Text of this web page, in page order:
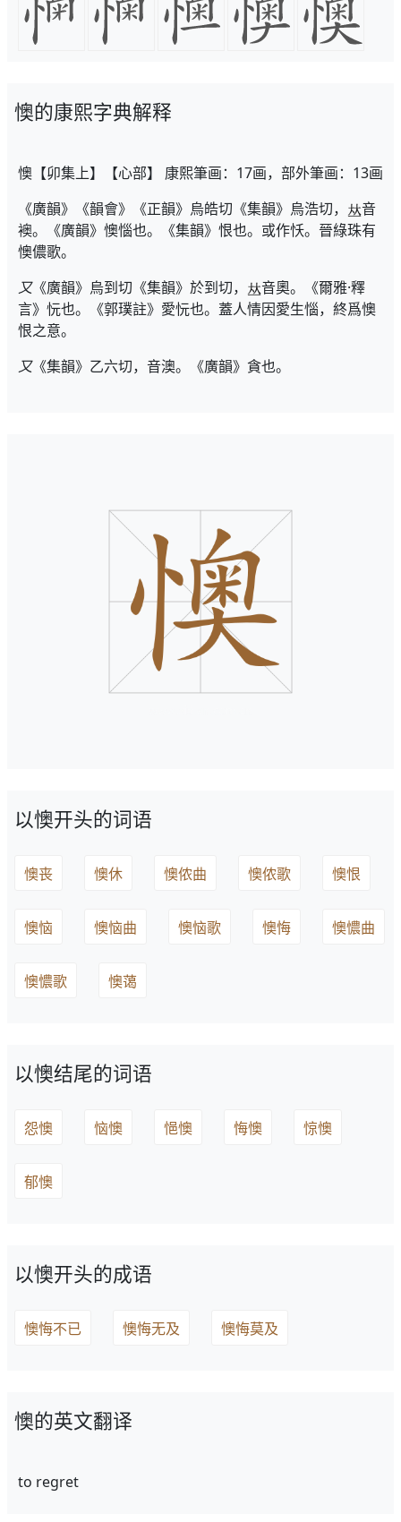
懊的康熙字典解释
懊【卯集上】【心部】 康熙筆画：17画，部外筆画：13画
《廣韻》《韻會》《正韻》烏皓切《集韻》烏浩切，
音
襖。《廣韻》懊惱也。《集韻》恨也。或作㤇。晉綠珠有
懊儂歌。
又《廣韻》烏到切《集韻》於到切，
音奧。《爾雅·釋
言》忨也。《郭璞註》愛忨也。蓋人情因愛生惱，終爲懊
恨之意。
又《集韻》乙六切，音澳。《廣韻》貪也。
以懊开头的词语
懊丧 懊休 懊侬曲 懊侬歌 懊恨
懊恼 懊恼曲 懊恼歌 懊悔 懊憹曲
懊憹歌 懊蔼
以懊结尾的词语
怨懊 恼懊 悒懊 悔懊 惊懊
郁懊
以懊开头的成语
懊悔不已 懊悔无及 懊悔莫及
懊的英文翻译
to regret